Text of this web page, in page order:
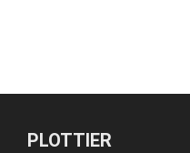
PLOTTIER